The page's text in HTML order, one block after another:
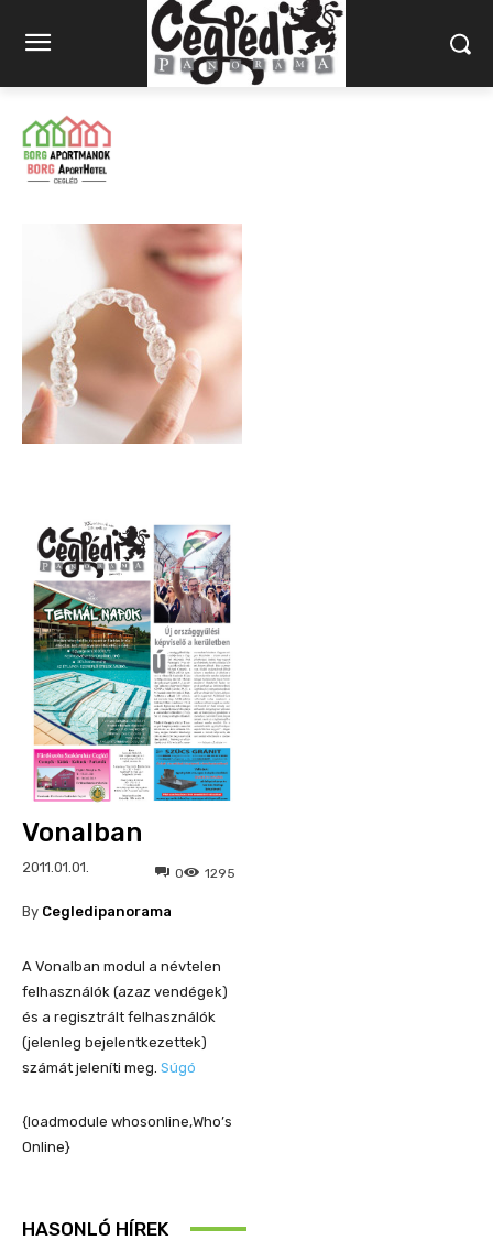
Vonalban
2011.01.01. 1295
0
By Cegledipanorama
A Vonalban modul a névtelen
felhasználók (azaz vendégek)
és a regisztrált felhasználók
(jelenleg bejelentkezettek)
számát jeleníti meg. Súgó
{loadmodule whosonline,Who’s
Online}
HASONLÓ HÍREK